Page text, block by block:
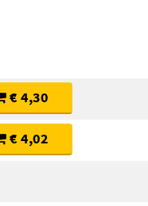
€ 4,30
€ 4,02